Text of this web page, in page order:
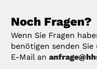
Noch Fragen?
Wenn Sie Fragen
benötigen senden
E-Mail an